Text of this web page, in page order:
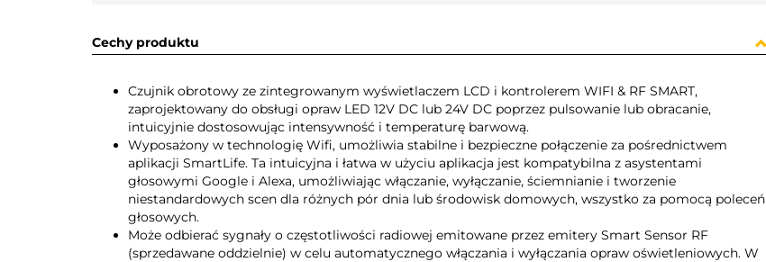
Cechy produktu
Czujnik obrotowy ze zintegrowanym wyświetlaczem LCD i kontrolerem WIFI & RF SMART,
zaprojektowany do obsługi opraw LED 12V DC lub 24V DC poprzez pulsowanie lub obracanie,
intuicyjnie dostosowując intensywność i temperaturę barwową.
Wyposażony w technologię Wifi, umożliwia stabilne i bezpieczne połączenie za pośrednictwem
aplikacji SmartLife. Ta intuicyjna i łatwa w użyciu aplikacja jest kompatybilna z asystentami
głosowymi Google i Alexa, umożliwiając włączanie, wyłączanie, ściemnianie i tworzenie
niestandardowych scen dla różnych pór dnia lub środowisk domowych, wszystko za pomocą poleceń
głosowych.
Może odbierać sygnały o częstotliwości radiowej emitowane przez emitery Smart Sensor RF
(sprzedawane oddzielnie) w celu automatycznego włączania i wyłączania opraw oświetleniowych. W